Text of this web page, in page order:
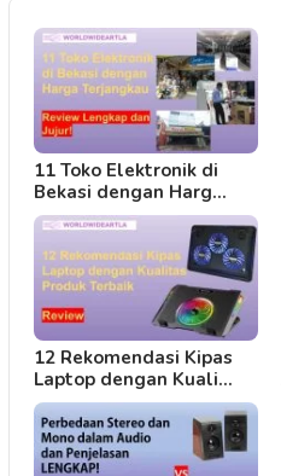
11 Toko Elektronik di
Bekasi dengan Harg…
12 Rekomendasi Kipas
Laptop dengan Kuali…